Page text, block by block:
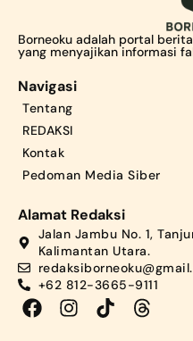
Borneoku adalah portal
yang menyajikan informasi
Navigasi
Tentang
REDAKSI
Kontak
Pedoman Media Siber
Alamat Redaksi
Jalan Jambu No. 1,
Kalimantan Utara.
+62 812-3665-9111